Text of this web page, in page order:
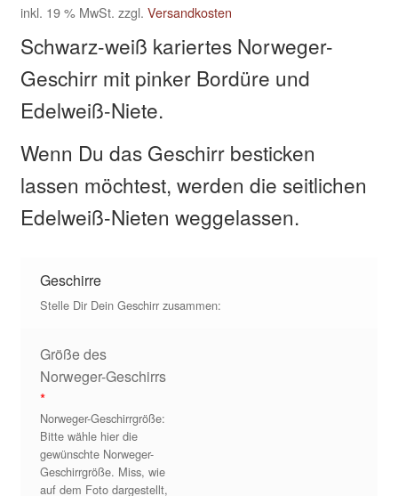
Kasse
Klettis
Mein Konto
Versandarten
Widerrufsbelehrung
Zahlungsarten
inkl. 19 % MwSt. zzgl. Versandkosten
Schwarz-weiß kariertes Norweger-
Geschirr mit pinker Bordüre und
Edelweiß-Niete.
Wenn Du das Geschirr besticken
lassen möchtest, werden die seitlichen
Edelweiß-Nieten weggelassen.
Geschirre
Stelle Dir Dein Geschirr zusammen:
Größe des
Norweger-Geschirrs
*
Norweger-Geschirrgröße:
Bitte wähle hier die
gewünschte Norweger-
Geschirrgröße. Miss, wie
auf dem Foto dargestellt,